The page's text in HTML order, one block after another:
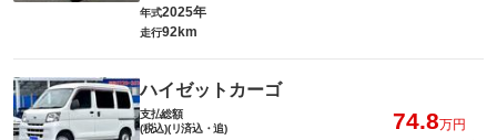
年式2025年
走行92km
ハイゼットカーゴ
支払総額
(税込)(リ済込・追)
74.8万円